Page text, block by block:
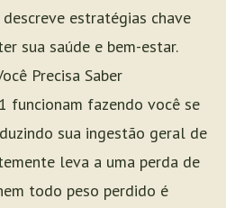
descreve estratégias chave
sua saúde e bem-estar.
Precisa Saber
funcionam fazendo você se
sua ingestão geral de
leva a uma perda de
todo peso perdido é